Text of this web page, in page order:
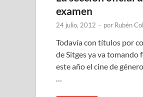
examen
24 julio, 2012 - por Rubén
Todavía con títulos por
de Sitges ya va tomando
este año el cine de
…